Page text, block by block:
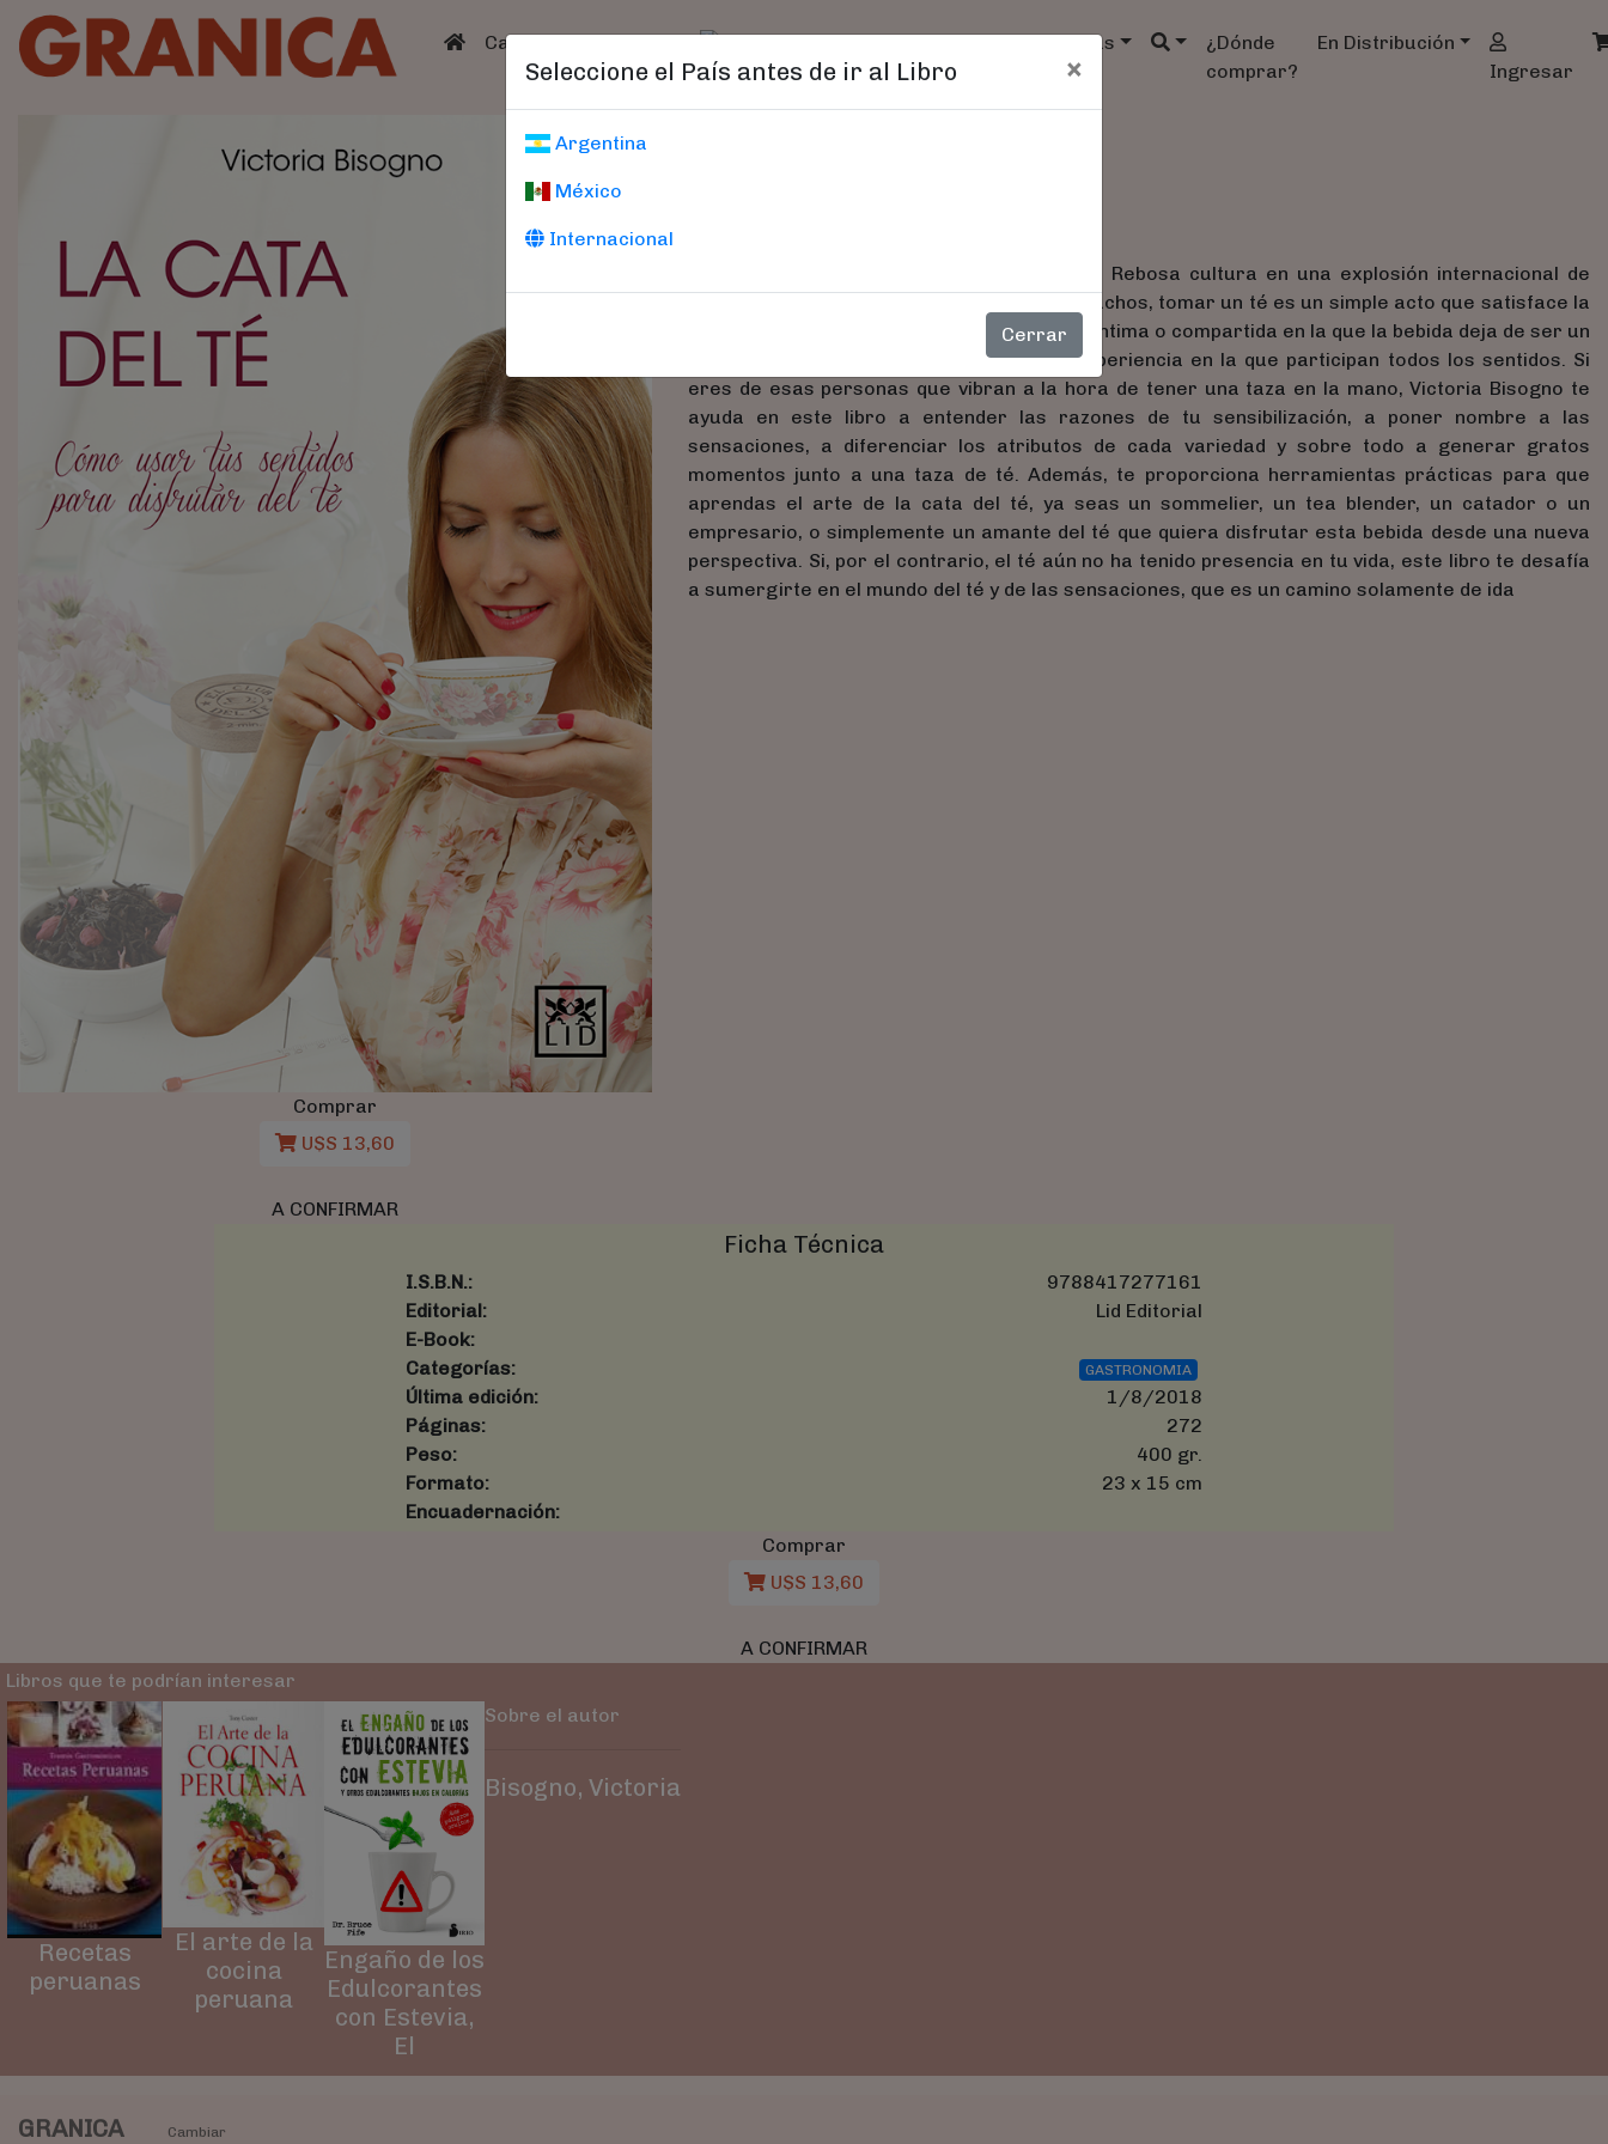
(current)
Catálogo Catálogo Agendas
¿Dónde
comprar?
En Distribución
Ingresar
Seleccione el País antes de ir al Libro ×
Argentina
México
Internacional
Cerrar
Comprar
U$S 13,60
A CONFIRMAR
El té es una bebida saludable y fascinante. Rebosa cultura en una explosión internacional de
costumbres, rituales y ceremonias. Para muchos, tomar un té es un simple acto que satisface la
sed; para otros, se trata de una ceremonia íntima o compartida en la que la bebida deja de ser un
mero alimento para convertirse en una experiencia en la que participan todos los sentidos. Si
eres de esas personas que vibran a la hora de tener una taza en la mano, Victoria Bisogno te
ayuda en este libro a entender las razones de tu sensibilización, a poner nombre a las
sensaciones, a diferenciar los atributos de cada variedad y sobre todo a generar gratos
momentos junto a una taza de té. Además, te proporciona herramientas prácticas para que
aprendas el arte de la cata del té, ya seas un sommelier, un tea blender, un catador o un
empresario, o simplemente un amante del té que quiera disfrutar esta bebida desde una nueva
perspectiva. Si, por el contrario, el té aún no ha tenido presencia en tu vida, este libro te desafía
a sumergirte en el mundo del té y de las sensaciones, que es un camino solamente de ida
Ficha Técnica
I.S.B.N.:
9788417277161
Editorial:
Lid Editorial
E-Book:
Categorías:
GASTRONOMIA
Última edición:
1/8/2018
Páginas:
272
Peso:
400 gr.
Formato:
23 x 15 cm
Encuadernación:
Comprar
U$S 13,60
A CONFIRMAR
Libros que te podrían interesar
Recetas
peruanas
El arte de la
cocina
peruana
Engaño de los
Edulcorantes
con Estevia,
El
Sobre el autor
Bisogno, Victoria
GRANICA Cambiar